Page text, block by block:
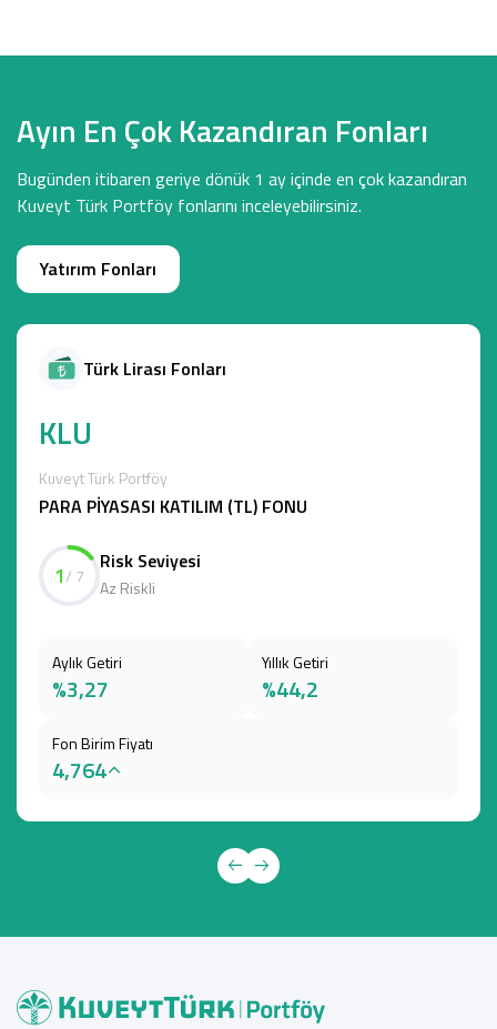
Ayın En Çok Kazandıran Fonları
Bugünden itibaren geriye dönük 1 ay içinde en çok kazandıran
Kuveyt Türk Portföy fonlarını inceleyebilirsiniz.
Yatırım Fonları
Türk Lirası Fonları
KLU
Kuveyt Türk Portföy
PARA PİYASASI KATILIM (TL) FONU
1/ 7
Risk Seviyesi
Az Riskli
Aylık Getiri
%3,27
Yıllık Getiri
%44,2
Fon Birim Fiyatı
4,764